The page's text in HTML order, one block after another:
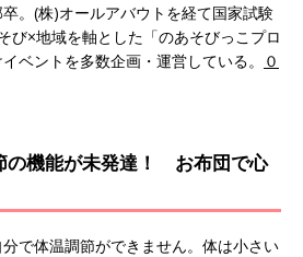
。(株)オールアバウトを経て国家試験
び×地域を軸とした「のあそびっこプロ
ベントを多数企画・運営している。
０
の機能が未発達！ お布団で心
で体温調節ができません。体は小さい